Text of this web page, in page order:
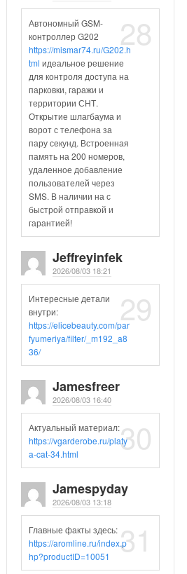
28
Автономный GSM-
контроллер G202
https://mismar74.ru/G202.h
tml идеальное решение
для контроля доступа на
парковки, гаражи и
территории СНТ.
Открытие шлагбаума и
ворот с телефона за
пару секунд. Встроенная
память на 200 номеров,
удаленное добавление
пользователей через
SMS. В наличии на с
быстрой отправкой и
гарантией!
Jeffreyinfek
2026/08/03 18:21
29
Интересные детали
внутри:
https://elicebeauty.com/par
fyumeriya/filter/_m192_a8
36/
Jamesfreer
2026/08/03 16:40
30
Актуальный материал:
https://vgarderobe.ru/platy
a-cat-34.html
Jamespyday
2026/08/03 13:18
31
Главные факты здесь:
https://aromline.ru/index.p
hp?productID=10051